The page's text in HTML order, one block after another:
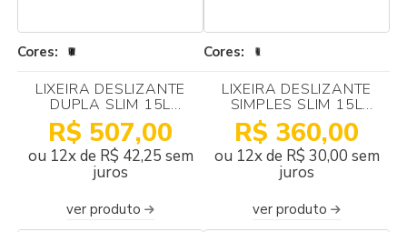
Cores:
LIXEIRA DESLIZANTE
DUPLA SLIM 15L
320X470X450 SCHMITT
R$ 507,00
ou 12x de R$ 42,25 sem
juros
ver produto
Cores:
LIXEIRA DESLIZANTE
SIMPLES SLIM 15L
230X470X340 SCHMITT
R$ 360,00
ou 12x de R$ 30,00 sem
juros
ver produto